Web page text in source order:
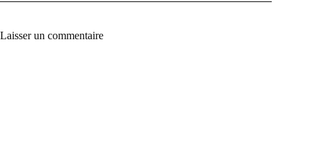
Laisser un commentaire